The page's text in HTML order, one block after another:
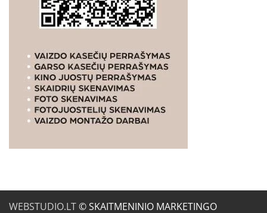
WEBSTUDIO.LT© SKAITMENINIO MARKETINGO